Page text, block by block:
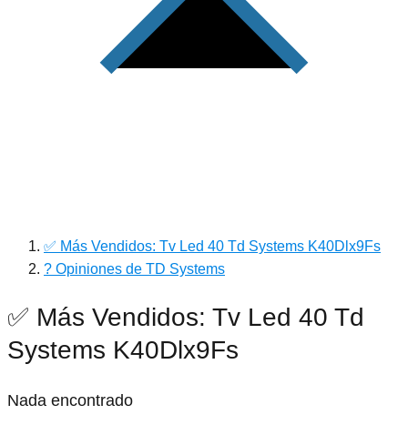
✅ Más Vendidos: Tv Led 40 Td Systems K40Dlx9Fs
? Opiniones de TD Systems
✅ Más Vendidos: Tv Led 40 Td
Systems K40Dlx9Fs
Nada encontrado